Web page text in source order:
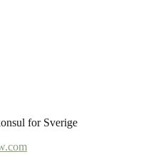
for Sverige